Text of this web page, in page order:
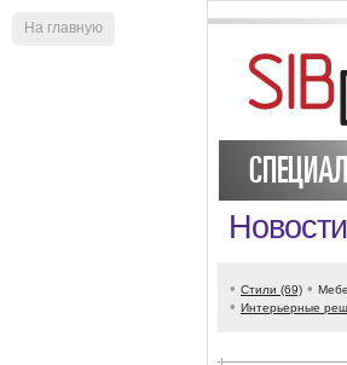
• Стили (69) •
• Интерьерные
На главную